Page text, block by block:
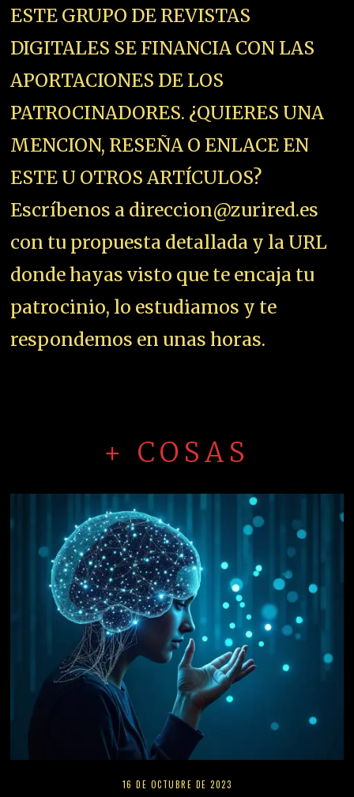
ESTE GRUPO DE REVISTAS
DIGITALES SE FINANCIA CON LAS
APORTACIONES DE LOS
PATROCINADORES. ¿QUIERES UNA
MENCION, RESEÑA O ENLACE EN
ESTE U OTROS ARTÍCULOS?
Escríbenos a direccion@zurired.es
con tu propuesta detallada y la URL
donde hayas visto que te encaja tu
patrocinio, lo estudiamos y te
respondemos en unas horas.
+ COSAS
16 DE OCTUBRE DE 2023